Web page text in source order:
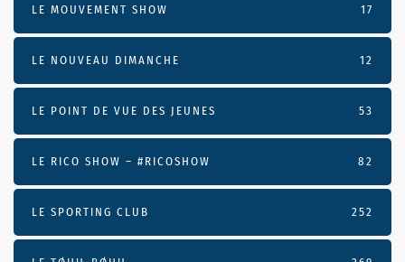
LE MOUVEMENT SHOW 17
LE NOUVEAU DIMANCHE 12
LE POINT DE VUE DES JEUNES 53
LE RICO SHOW – #RICOSHOW 82
LE SPORTING CLUB 252